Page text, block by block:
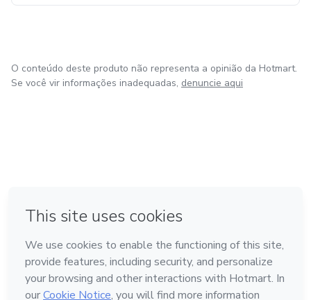
O conteúdo deste produto não representa a opinião da Hotmart.
Se você vir informações inadequadas, denuncie aqui
Feito com ❤ em Bogotá
Conheça a Hotmart